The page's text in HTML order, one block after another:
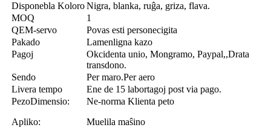
Disponebla KoloroNigra, blanka, ruĝa, griza, flava.
MOQ
1
QEM-servo
Povas esti personecigita
Pakado
Lamenligna kazo
Pagoj
Okcidenta unio, Mongramo, Paypal,,Drata
transdono.
Sendo
Per maro.Per aero
Livera tempo
Ene de 15 labortagoj post via pago.
PezoDimensio:
Apliko:
Ne-norma Klienta peto
Muelila maŝino